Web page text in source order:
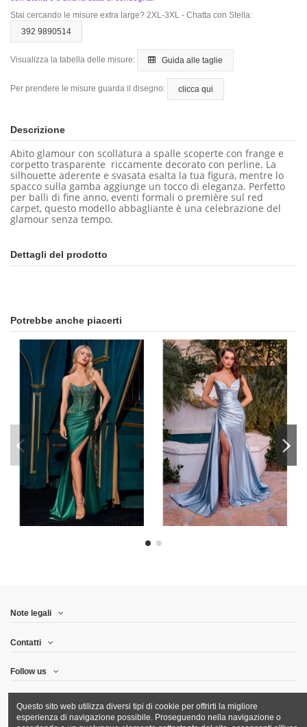
Stai cercando le misure extra large? 2XL-3XL - Chatta con Stella:
392 9890514
Visualizza la tabella delle misure: Guida alle taglie
Per prendere le misure guarda il disegno: clicca qui
Descrizione
Abito glamour con scollatura a spalle scoperte con frange e
corpetto trasparente riccamente decorato con perline. La
silhouette aderente e svasata esalta la tua figura, mentre lo
spacco sulla gamba aggiunge un tocco di eleganza. Perfetto
per balli di fine anno, eventi formali o première sul red
carpet, questo modello abbagliante è una celebrazione del
glamour senza tempo.
Dettagli del prodotto
Potrebbe anche piacerti
Note legali
Contatti
Follow us
Questo sito web utilizza diversi tipi di cookie per offrirti la migliore
esperienza di navigazione possibile. Proseguendo nella navigazione o